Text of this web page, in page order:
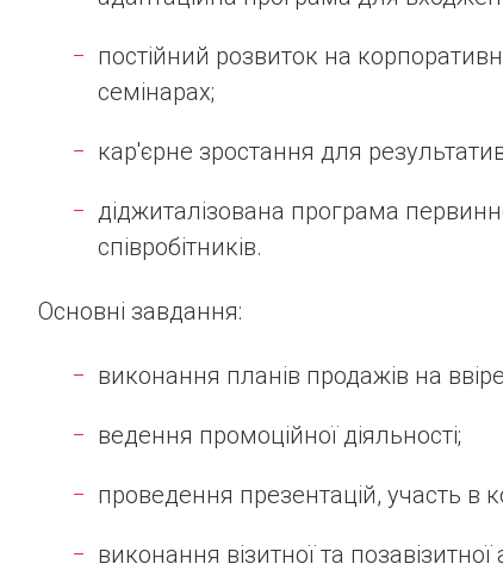
постійний розвиток на
семінарах;
кар'єрне зростання для
діджиталізована програма
співробітників.
Основні завдання:
виконання планів продажів на
ведення промоційної діяльності;
проведення презентацій, участь в
виконання візитної та позавізитної